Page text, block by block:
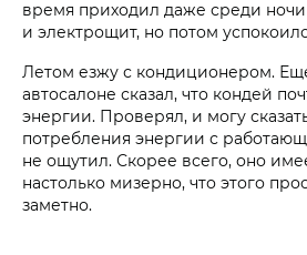
время приходил даже среди
и электрощит, но потом
Летом езжу с кондиционером.
автосалоне сказал, что кондей
энергии. Проверял, и могу
потребления энергии с
не ощутил. Скорее всего, оно
настолько мизерно, что этого
заметно.